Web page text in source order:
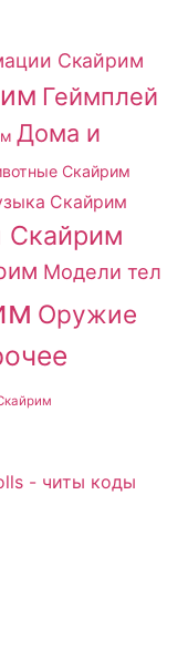
Скайрим
Геймплей
Дома и
Скайрим
Скайрим
Скайрим
Модели тел
Оружие